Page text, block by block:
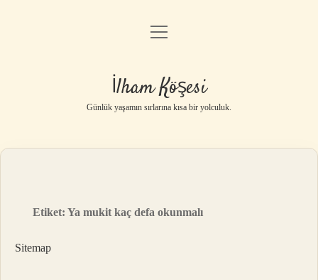
Anasayfa
Yasal Uyarı
menüyü
İlham Köşesi
Günlük yaşamın sırlarına kısa bir yolculuk.
Etiket:Ya mukit kaç defa okunmalı
Sitemap